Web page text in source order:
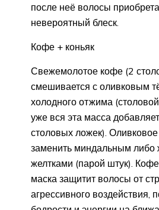
после неё волосы
невероятный блеск.
Кофе + коньяк
Свежемолотое кофе (2
смешивается с оливковым
холодного отжима
уже вся эта масса
столовых ложек).
заменить миндальным
желтками (парой штук).
маска защитит волосы от
агрессивного воздействия,